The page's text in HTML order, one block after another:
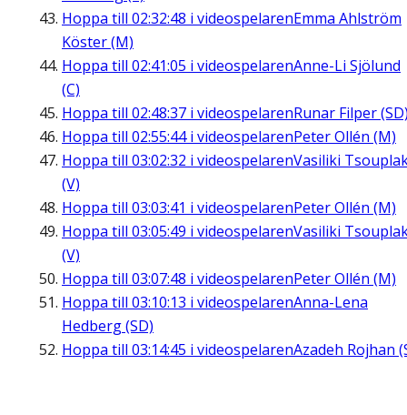
Hoppa till 02:32:48 i videospelarenEmma Ahlström
Köster (M)
Hoppa till 02:41:05 i videospelarenAnne-Li Sjölund
(C)
Hoppa till 02:48:37 i videospelarenRunar Filper
Hoppa till 02:55:44i videospelarenPeter Ollén (M)
Hoppa till 03:02:32 i videospelarenVasiliki
(V)
Hoppa till 03:03:41 i videospelarenPeter Ollén (M)
Hoppa till 03:05:49 i videospelarenVasiliki
(V)
Hoppa till 03:07:48 i videospelarenPeter Ollén (M)
Hoppa till 03:10:13 i videospelarenAnna-Lena
Hedberg (SD)
Hoppa till 03:14:45 i videospelarenAzadeh Rojhan